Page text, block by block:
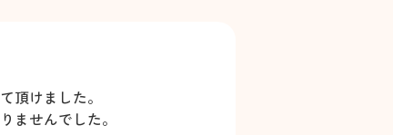
頂けました。
ませんでした。